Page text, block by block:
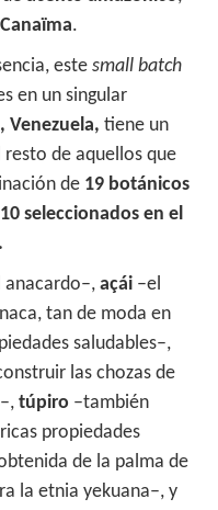
Canaïma.
este small batch
en un singular
Venezuela, tiene un
resto de aquellos que
de 19 botánicos
10 seleccionados en el
açái –el
tan de moda en
saludables–,
las chozas de
túpiro –también
propiedades
de la palma de
la etnia yekuana–, y